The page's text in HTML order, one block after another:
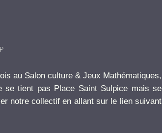
au Salon culture & Jeux Mathématiques,
se tient pas Place Saint Sulpice mais se
notre collectif en allant sur le lien suivant